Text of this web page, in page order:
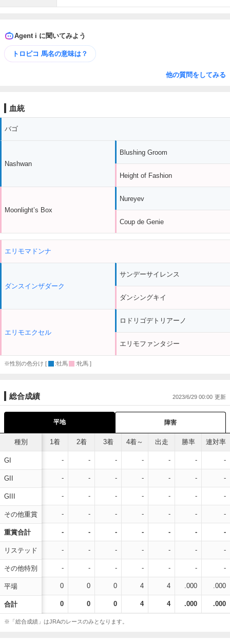
Agent i に聞いてみよう
トロピコ 馬名の意味は？
他の質問をしてみる
血統
バゴ
Nashwan
Moonlight’s Box
Blushing Groom
Height of Fashion
Nureyev
Coup de Genie
エリモマドンナ
ダンスインザダーク
エリモエクセル
サンデーサイレンス
ダンシングキイ
ロドリゴデトリアーノ
エリモファンタジー
※性別の色分け [ :牡馬 :牝馬 ]
総合成績 2023/6/29 00:00
平地 障害
種別
GI
GII
GIII
その他重賞
重賞合計
リステッド
その他特別
平場
合計
1着 2着 3着 4着～ 出走 勝率 連対率
- - - - - - -
- - - - - - -
- - - - - - -
- - - - - - -
- - - - - - -
- - - - - - -
- - - - - - -
0 0 0 4 4 .000 .000
0 0 0 4 4 .000 .000
※「総合成績」はJRAのレースのみとなります。